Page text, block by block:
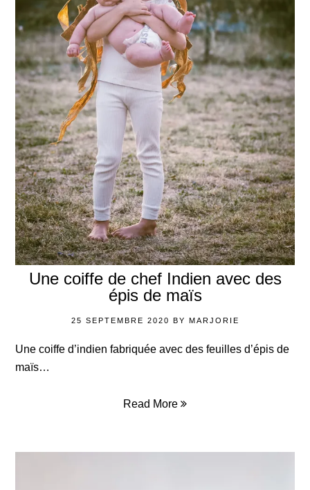
Une coiffe de chef Indien avec des
épis de maïs
25 SEPTEMBRE 2020 BY MARJORIE
Une coiffe d’indien fabriquée avec des feuilles d’épis de
maïs…
Read More 